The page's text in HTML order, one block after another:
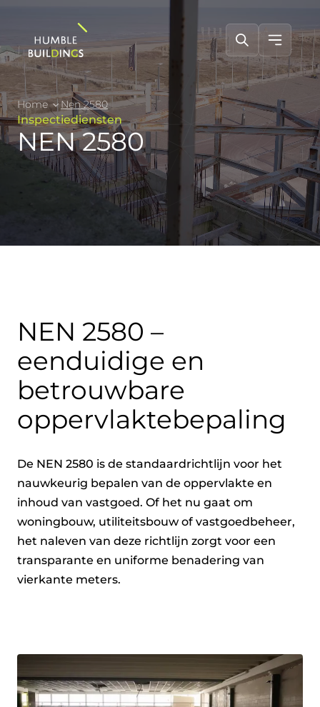
Home Nen 2580
Inspectiediensten
NEN 2580
NEN 2580 –
eenduidige en
betrouwbare
oppervlaktebepaling
De NEN 2580 is de standaardrichtlijn voor het
nauwkeurig bepalen van de oppervlakte en
inhoud van vastgoed. Of het nu gaat om
woningbouw, utiliteitsbouw of vastgoedbeheer,
het naleven van deze richtlijn zorgt voor een
transparante en uniforme benadering van
vierkante meters.